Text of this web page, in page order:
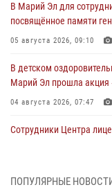
В Марий Эл для
посвящённое памяти
05 августа 2026, 09:10
В детском
Марий Эл прошла акция
04 августа 2026, 07:47
Сотрудники Центра
04 августа 2026, 06:46
ПОПУЛЯРНЫЕ